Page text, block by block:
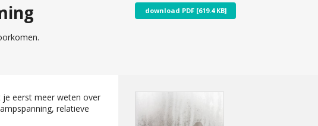
download PDF [619.4 KB]
eerst meer weten over
relatieve